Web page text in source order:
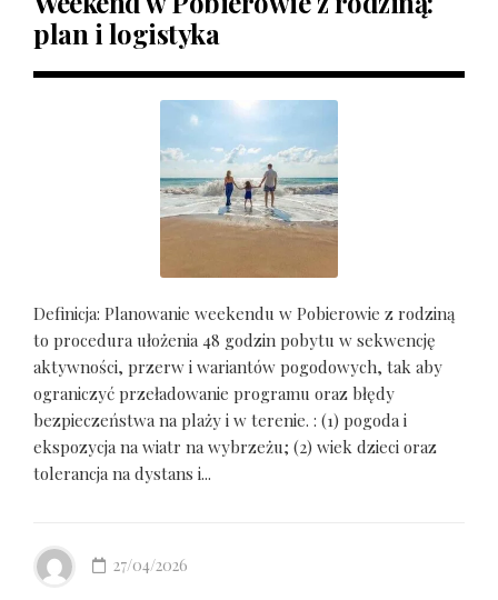
plan i logistyka
Definicja: Planowanie weekendu w Pobierowie z rodziną
to procedura ułożenia 48 godzin pobytu w sekwencję
aktywności, przerw i wariantów pogodowych, tak aby
ograniczyć przeładowanie programu oraz błędy
bezpieczeństwa na plaży i w terenie. : (1) pogoda i
ekspozycja na wiatr na wybrzeżu; (2) wiek dzieci oraz
tolerancja na dystans i...
27/04/2026